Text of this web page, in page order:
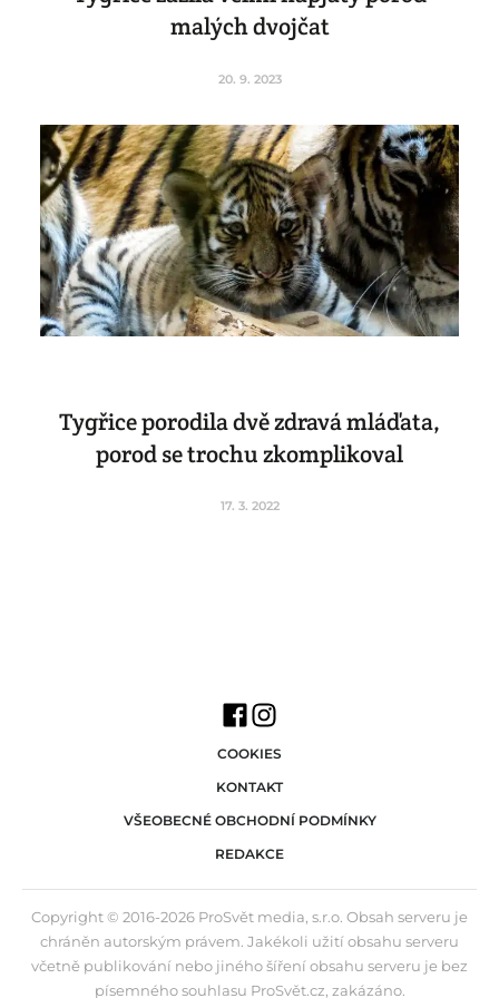
malých dvojčat
20. 9. 2023
Tygřice porodila dvě zdravá mláďata,
porod se trochu zkomplikoval
17. 3. 2022
COOKIES
KONTAKT
VŠEOBECNÉ OBCHODNÍ PODMÍNKY
REDAKCE
Copyright © 2016-2026 ProSvět media, s.r.o. Obsah serveru je
chráněn autorským právem. Jakékoli užití obsahu serveru
včetně publikování nebo jiného šíření obsahu serveru je bez
písemného souhlasu ProSvět.cz, zakázáno.